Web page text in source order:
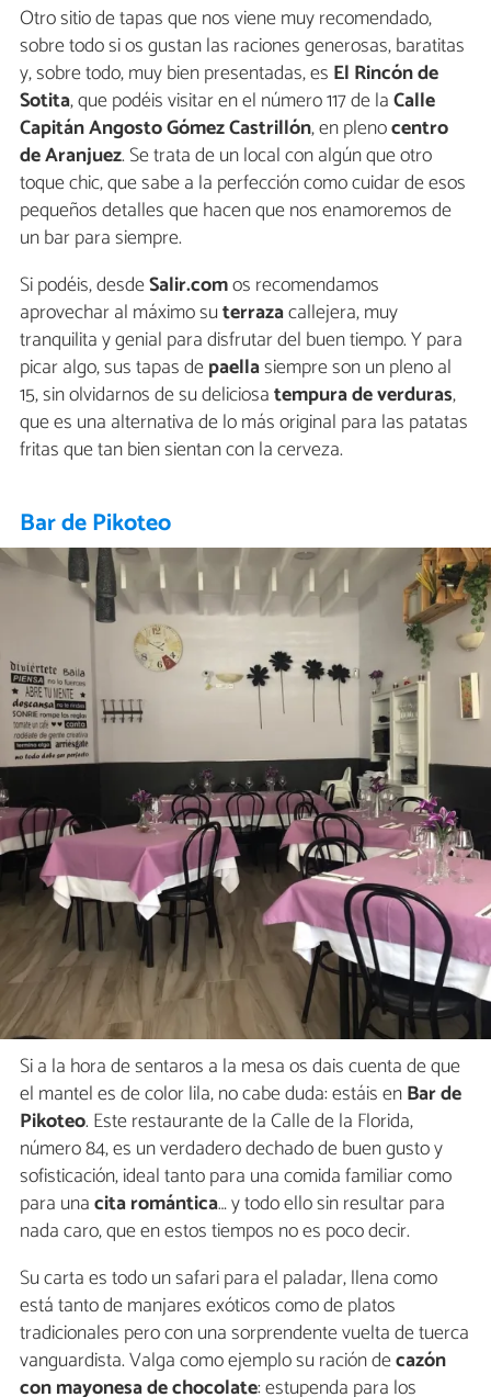
Otro sitio de tapas que nos viene muy recomendado,
sobre todo si os gustan las raciones generosas, baratitas
y, sobre todo, muy bien presentadas, es El Rincón de
Sotita, que podéis visitar en el número 117 de laCalle
Capitán Angosto Gómez Castrillón, en plenocentro
de Aranjuez. Se trata de un local con algún que otro
toque chic, que sabe a la perfección como cuidar de esos
pequeños detalles que hacen que nos enamoremos de
un bar para siempre.
Si podéis, desdeSalir.comos recomendamos
aprovechar al máximo suterrazacallejera, muy
tranquilita y genial para disfrutar del buen tiempo. Y para
picar algo, sus tapas depaellasiempre son un pleno al
15, sin olvidarnos de su deliciosatempura de verduras,
que es una alternativa de lo más original para las patatas
fritas que tan bien sientan con la cerveza.
Bar de Pikoteo
Si a la hora de sentaros a la mesa os dais cuenta de que
el mantel es de color lila, no cabe duda: estáis enBar de
Pikoteo. Este restaurante de la Calle de la Florida,
número 84, es un verdadero dechado de buen gusto y
sofisticación, ideal tanto para una comida familiar como
para unacita romántica… y todo ello sin resultar para
nada caro, que en estos tiempos no es poco decir.
Su carta es todo un safari para el paladar, llena como
está tanto de manjares exóticos como de platos
tradicionales pero con una sorprendente vuelta de tuerca
vanguardista. Valga como ejemplo su ración decazón
con mayonesa de chocolate: estupenda para los